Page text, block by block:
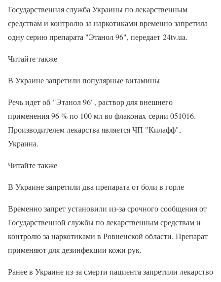
Государственная служба Украины по лекарственным
средствам и контролю за наркотиками временно запретила
одну серию препарата "Этанол 96", передает 24tv.ua.
Читайте также
В Украине запретили популярные витамины
Речь идет об "Этанол 96", раствор для внешнего
применения 96 % по 100 мл во флаконах серии 051016.
Производителем лекарства является ЧП "Килафф",
Украина.
Читайте также
В Украине запретили два препарата от боли в горле
Временно запрет установили из-за срочного сообщения от
Государственной службы по лекарственным средствам и
контролю за наркотиками в Ровненской области. Препарат
применяют для дезинфекции кожи рук.
Ранее в Украине из-за смерти пациента запретили лекарство